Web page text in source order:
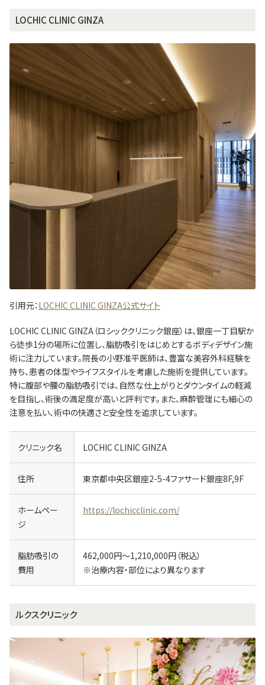
LOCHIC CLINIC GINZA
引用元： LOCHIC CLINIC GINZA公式サイト
LOCHIC CLINIC GINZA（ロシッククリニック銀座）は、銀座一丁目駅か
ら徒歩1分の場所に位置し、脂肪吸引をはじめとするボディデザイン施
術に注力しています。院長の小野准平医師は、豊富な美容外科経験を
持ち、患者の体型やライフスタイルを考慮した施術を提供しています。
特に腹部や腰の脂肪吸引では、自然な仕上がりとダウンタイムの軽減
を目指し、術後の満足度が高いと評判です。 また、麻酔管理にも細心の
注意を払い、術中の快適さと安全性を追求しています。
クリニック名 LOCHIC CLINIC GINZA
住所 東京都中央区銀座2-5-4ファサード銀座8F,9F
ホームペー
ジ
https://lochicclinic.com/
脂肪吸引の
費用
462,000円～1,210,000円（税込）
※治療内容・部位により異なります
ルクスクリニック